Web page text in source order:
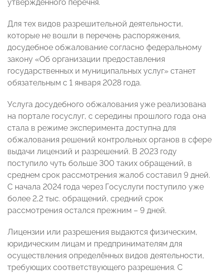
утверждённого перечня.
Для тех видов разрешительной деятельности,
которые не вошли в перечень распоряжения,
досудебное обжалование согласно федеральному
закону «Об организации предоставления
государственных и муниципальных услуг» станет
обязательным с 1 января 2028 года.
Услуга досудебного обжалования уже реализована
на портале госуслуг, с середины прошлого года она
стала в режиме эксперимента доступна для
обжалования решений контрольных органов в сфере
выдачи лицензий и разрешений. В 2023 году
поступило чуть больше 300 таких обращений, в
среднем срок рассмотрения жалоб составил 9 дней.
С начала 2024 года через Госуслуги поступило уже
более 2,2 тыс. обращений, средний срок
рассмотрения остался прежним – 9 дней.
Лицензии или разрешения выдаются физическим,
юридическим лицам и предпринимателям для
осуществления определённых видов деятельности,
требующих соответствующего разрешения. С